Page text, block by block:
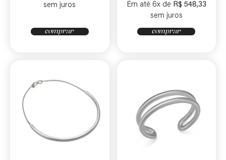
sem juros
comprar
Em até 6x de R$ 548,33
sem juros
comprar